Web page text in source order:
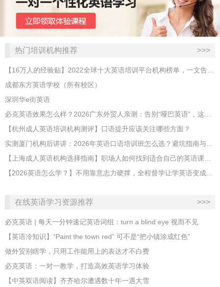
热门培训机构推荐 >>>
成都东方英语学校（所有校区）
深圳华e街英语
【杭州成人英语培训机构测评】口语提升应该关注哪些方面？
在线英语学习资源推荐 >>>
必克英语 | 每天一分钟速记英语词组：turn a blind eye 视而不见
​【英语冷知识】“Paint the town red” 可不是“把小镇涂成红色”
做外贸别瞎学，只用工作能用上的表达才不白费
必克英语：一对一教学，打造高效英语学习体验
【中英双语阅读】齐齐哈尔遭遇数十年一遇大雪